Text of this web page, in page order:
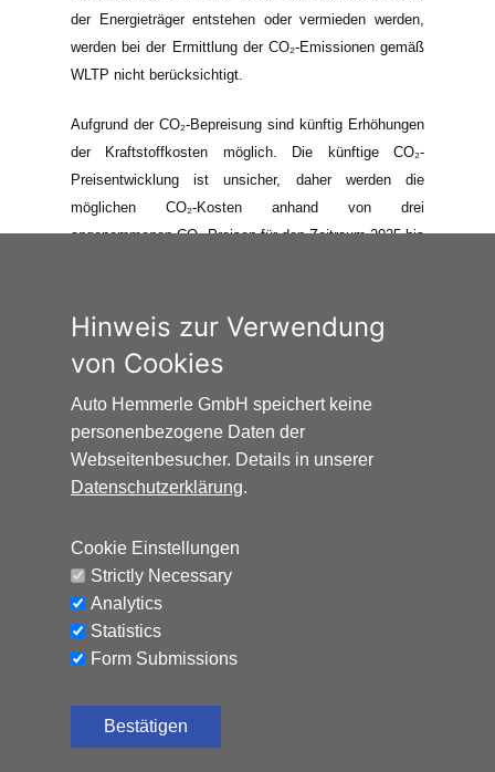
der Energieträger entstehen oder vermieden werden,
werden bei der Ermittlung der CO₂-Emissionen gemäß
WLTP nicht berücksichtigt.
Aufgrund der CO₂-Bepreisung sind künftig Erhöhungen
der Kraftstoffkosten möglich. Die künftige CO₂-
Preisentwicklung ist unsicher, daher werden die
möglichen CO₂-Kosten anhand von drei
angenommenen CO₂-Preisen für den Zeitraum 2025 bis
zugrundeliegenden Modellrechnungen ausfallen. Die
CO₂-Kosten sind beim Tanken mit den Kraftstoffkosten
zu bezahlen. Weitere Informationen unter
www.alternativ-mobil.info.
Auto Hemmerle GmbH · Wasserburger
Landstraße 137-141 · 81827 München
info@autohemmerle.de
AGB
Hinweis zur Verwendung
von Cookies
Auto Hemmerle GmbH speichert keine
personenbezogene Daten der
Webseitenbesucher. Details in unserer
Datenschutzerklärung.
Cookie Einstellungen
Strictly Necessary
Analytics
Statistics
Form Submissions
Bestätigen